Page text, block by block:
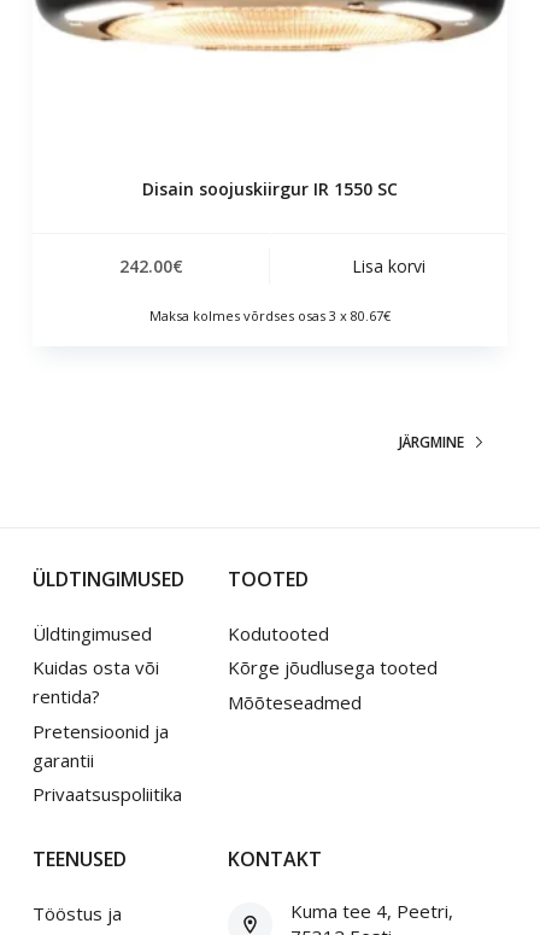
Disain soojuskiirgur IR 1550 SC
242.00€ Lisa korvi
Maksa kolmes võrdses osas 3 x 80.67€
JÄRGMINE
ÜLDTINGIMUSED
Üldtingimused
Kuidas osta või
rentida?
Pretensioonid ja
garantii
Privaatsuspoliitika
TOOTED
Kodutooted
Kõrge jõudlusega tooted
Mõõteseadmed
TEENUSED
Tööstus ja
KONTAKT
Kuma tee 4, Peetri,